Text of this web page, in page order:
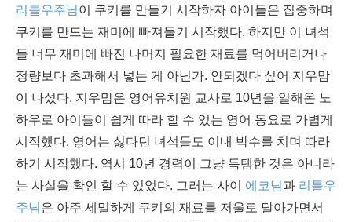
리틀우주님이 쿠키를 만들기 시작하자 아이들은 집중하며
쿠키를 만드는 재미에 빠져들기 시작했다. 하지만 이 녀석
들 너무 재미에 빠진 나머지 필요한 재료를 먹어버리거나
정량보다 초과해서 넣는 게 아닌가. 안되겠다 싶어 지우맘
이 나섰다. 지우맘은 영어유치원 교사로 10년을 일해온 노
하우로 아이들이 쉽게 따라 할 수 있는 영어 동요로 가볍게
시작했다. 영어는 싫다던 녀석들도 이내 박수를 치며 따라
하기 시작했다. 역시 10년 경력이 그냥 득템한 것은 아니라
는 사실을 확인 할 수 있었다. 그러는 사이 에코님과 리틀우
주님은 아주 세밀하게 쿠키의 재료를 저울로 달아가면서